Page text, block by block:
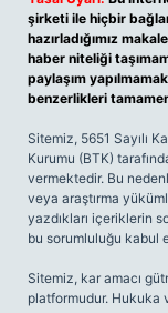
şirketi ile hiçbir
hazırladığımız
haber niteliği
paylaşım
benzerlikleri
Sitemiz, 5651 Sayılı
Kurumu (BTK)
vermektedir. Bu
veya araştırma
yazdıkları içeriklerin
bu sorumluluğu kabul
Sitemiz, kar amacı
platformudur. Hukuka